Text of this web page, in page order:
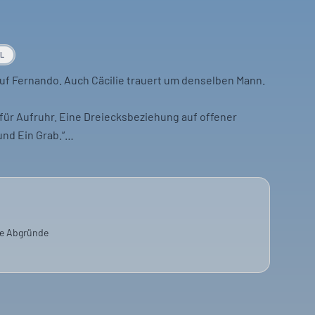
Fernando. Auch Cäcilie trauert um denselben Mann.
Aufruhr. Eine Dreiecksbeziehung auf offener
Ein Grab.“
in der Liebe und die Frage, ob man einen
kann.
Abgründe